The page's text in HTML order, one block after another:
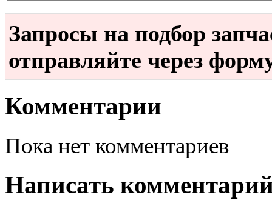
Запросы на подбор
отправляйте через
Комментарии
Пока нет комментариев
Написать